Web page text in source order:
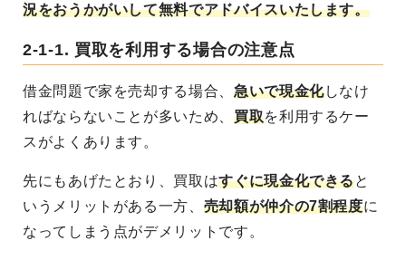
況をおうかがいして無料でアドバイスいたします。
2-1-1. 買取を利用する場合の注意点
借金問題で家を売却する場合、 急いで現金化しなけ
ればならないことが多いため、 買取を利用するケー
スがよくあります。
先にもあげたとおり、買取はすぐに現金化できると
いうメリットがある一方、 売却額が仲介の7割程度に
なってしまう点がデメリットです。